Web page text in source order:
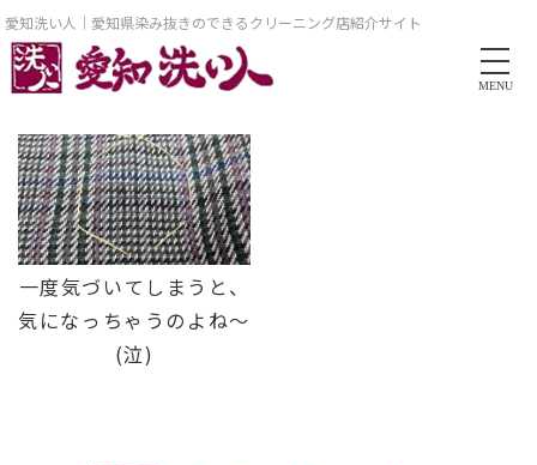
愛知洗い人｜愛知県染み抜きのできるクリーニング店紹介サイト
MENU
一度気づいてしまうと、
気になっちゃうのよね～
(泣)